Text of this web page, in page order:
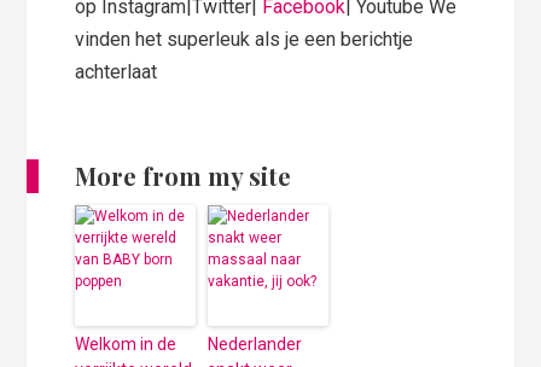
op Instagram|Twitter| Facebook| Youtube We
vinden het superleuk als je een berichtje
achterlaat
More from my site
Welkom in de
Nederlander